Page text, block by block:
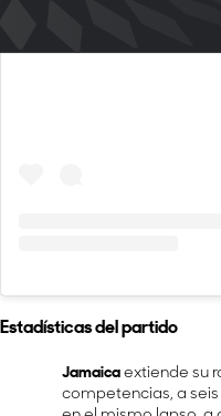
Estadísticas del partido
Jamaica extiende su
competencias, a seis